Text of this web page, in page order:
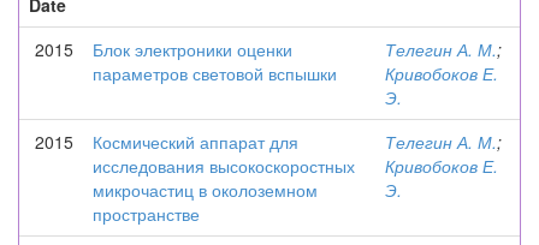
Date
2015
Блок электроники оценки
параметров световой вспышки
Телегин А. М.;
Кривобоков Е.
Э.
2015
Космический аппарат для
исследования высокоскоростных
микрочастиц в околоземном
пространстве
Телегин А. М.;
Кривобоков Е.
Э.